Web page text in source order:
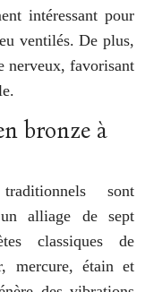
intéressant pour
ventilés. De plus,
nerveux, favorisant
bronze à
sont
alliage de sept
classiques de
mercure, étain et